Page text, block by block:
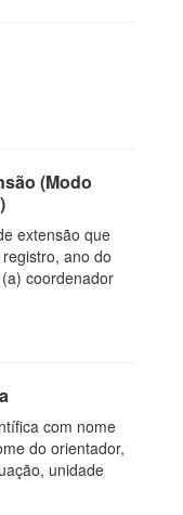
(Modo
extensão que
ano do
coordenador
com nome
do orientador,
unidade